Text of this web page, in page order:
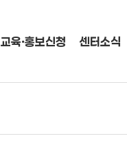
교육ㆍ홍보신청 센터소식